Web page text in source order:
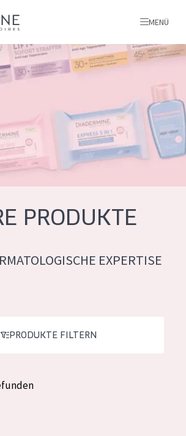
Ausstrahlung
MENÜ
PRODUKTE
EXPERTISE
PRODUKTE FILTERN